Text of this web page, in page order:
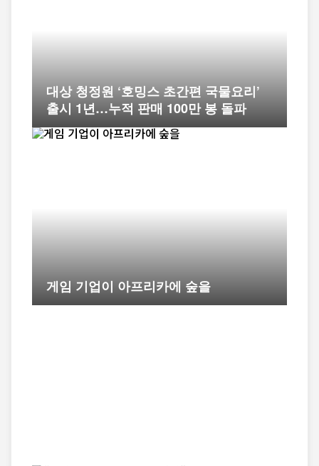
대상 청정원 ‘호밍스 초간편 국물요리’
출시 1년…누적 판매 100만 봉 돌파
게임 기업이 아프리카에 숲을